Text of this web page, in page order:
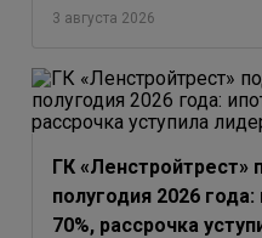
3 августа 2026
ГК «Ленстройтрест»
полугодия 2026
70%, рассрочка